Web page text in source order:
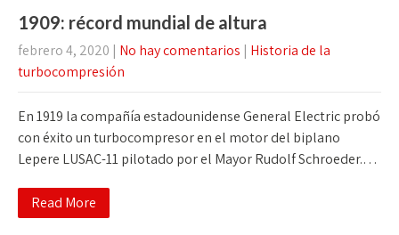
1909: récord mundial de altura
febrero 4, 2020 | No hay comentarios | Historia de la
turbocompresión
En 1919 la compañía estadounidense General Electric probó
con éxito un turbocompresor en el motor del biplano
Lepere LUSAC-11 pilotado por el Mayor Rudolf Schroeder.…
Read More